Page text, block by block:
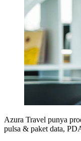
Azura Travel punya
pulsa & paket data,